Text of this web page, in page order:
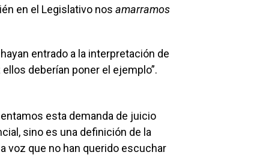
en el Legislativo nos amarramos
entrado a la interpretación de
deberían poner el ejemplo”.
esta demanda de juicio
sino es una definición de la
voz que no han querido escuchar